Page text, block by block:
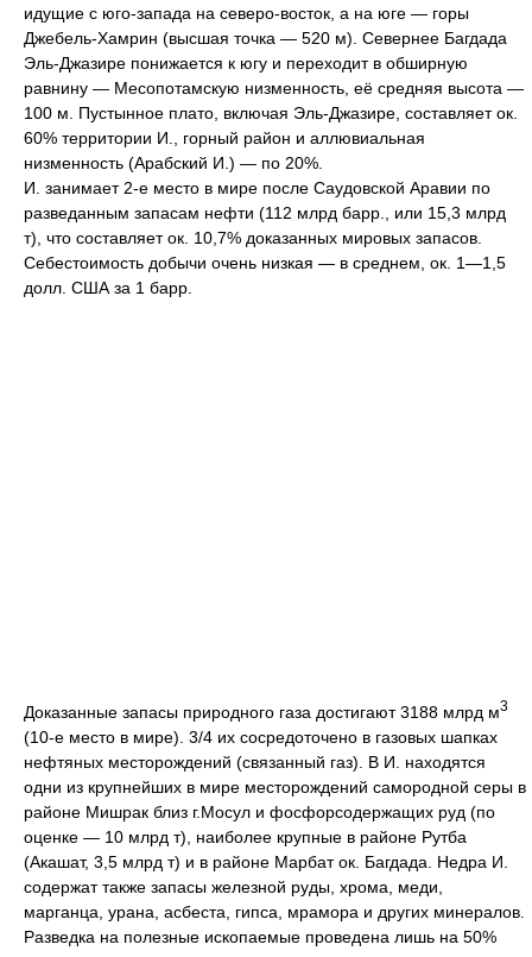
идущие с юго-запада на северо-восток, а на юге — горы
Джебель-Хамрин (высшая точка — 520 м). Севернее Багдада
Эль-Джазире понижается к югу и переходит в обширную
равнину — Месопотамскую низменность, её средняя высота —
100 м. Пустынное плато, включая Эль-Джазире, составляет ок.
60% территории И., горный район и аллювиальная
низменность (Арабский И.) — по 20%.
И. занимает 2-е место в мире после Саудовской Аравии по
разведанным запасам нефти (112 млрд барр., или 15,3 млрд
т), что составляет ок. 10,7% доказанных мировых запасов.
Себестоимость добычи очень низкая — в среднем, ок. 1—1,5
долл. США за 1 барр.
Доказанные запасы природного газа достигают 3188 млрд м3
(10-е место в мире). 3/4 их сосредоточено в газовых шапках
нефтяных месторождений (связанный газ). В И. находятся
одни из крупнейших в мире месторождений самородной серы в
районе Мишрак близ г.Мосул и фосфорсодержащих руд (по
оценке — 10 млрд т), наиболее крупные в районе Рутба
(Акашат, 3,5 млрд т) и в районе Марбат ок. Багдада. Недра И.
содержат также запасы железной руды, хрома, меди,
марганца, урана, асбеста, гипса, мрамора и других минералов.
Разведка на полезные ископаемые проведена лишь на 50%